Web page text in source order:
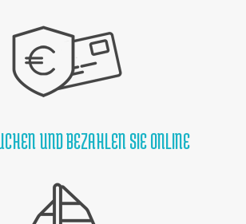
UND BEZAHLEN SIE ONLINE